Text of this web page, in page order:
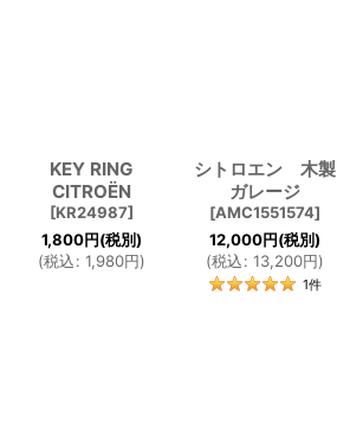
KEY RING
CITROËN
[KR24987]
1,800円(税別)
(税込: 1,980円)
シトロエン 木製
ガレージ
[AMC1551574]
12,000円(税別)
(税込: 13,200円)
1件